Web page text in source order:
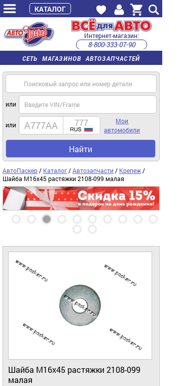
СЕТЬ МАГАЗИНОВ АВТОЗАПЧАСТЕЙ
Интернет-магазин:
8-800-333-07-90
часы работы с 9:00 до 22:00 (пн-пт)
или
или
Мои
автомобили
Найти
АвтоПаскер / Каталог /Автозапчасти / Крепеж /
Шайба М16x45 растяжки 2108-099 малая
Шайба М16x45 растяжки 2108-099
малая
КАТАЛОГ